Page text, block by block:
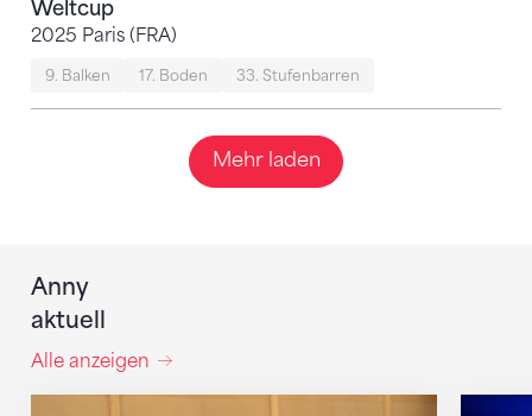
Weltcup
2025 Paris (FRA)
9. Balken 17. Boden 33. Stufenbarren
Mehr laden
Anny
aktuell
Alle anzeigen